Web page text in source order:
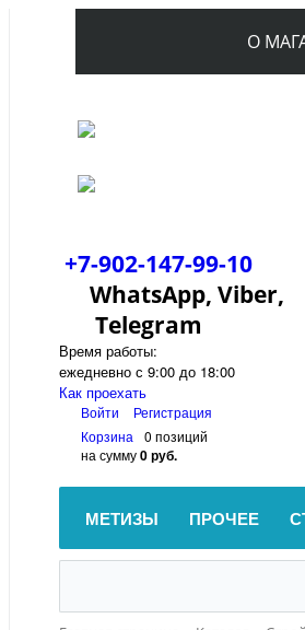
О
+7-902-147-99-10
WhatsApp, Viber,
Telegram
Время работы:
ежедневно с 9:00 до 18:00
Как проехать
Войти
Регистрация
Корзина
0 позиций
на сумму0 руб.
МЕТИЗЫ ПРОЧЕЕ